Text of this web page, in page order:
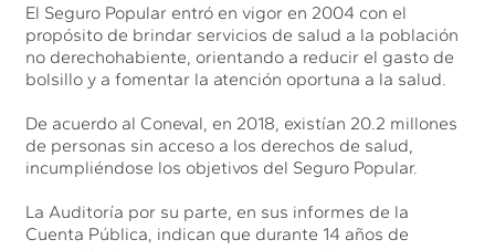
El Seguro Popular entró en vigor en 2004 con el
propósito de brindar servicios de salud a la población
no derechohabiente, orientando a reducir el gasto de
bolsillo y a fomentar la atención oportuna a la salud.
De acuerdo al Coneval, en 2018, existían 20.2 millones
de personas sin acceso a los derechos de salud,
incumpliéndose los objetivos del Seguro Popular.
La Auditoría por su parte, en sus informes de la
Cuenta Pública, indican que durante 14 años de